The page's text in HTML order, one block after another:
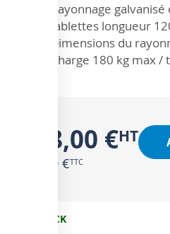
Rayonnage
tablettes longueur
Dimensions du
Charge 180 kg max
238,00 €
285,60 €
EN STOCK